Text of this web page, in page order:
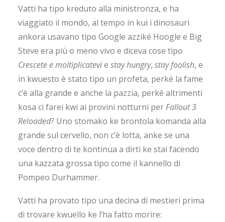
Vatti ha tipo kreduto alla ministronza, e ha
viaggiato il mondo, al tempo in kui i dinosauri
ankora usavano tipo Google azziké Hoogle e Big
Steve era più o meno vivo e diceva cose tipo
Crescete e moltiplicatevie stay hungry, stay foolish, e
in kwuesto è stato tipo un profeta, perké la fame
c’è alla grande e anche la pazzia, perké altrimenti
kosa ci farei kwi ai provini notturni perFallout 3
Reloaded? Uno stomako ke brontola komanda alla
grande sul cervello, non c’è lotta, anke se una
voce dentro di te kontinua a dirti ke stai facendo
una kazzata grossa tipo come il kannello di
Pompeo Durhammer.
Vatti ha provato tipo una decina di mestieri prima
di trovare kwuello ke l’ha fatto morire: